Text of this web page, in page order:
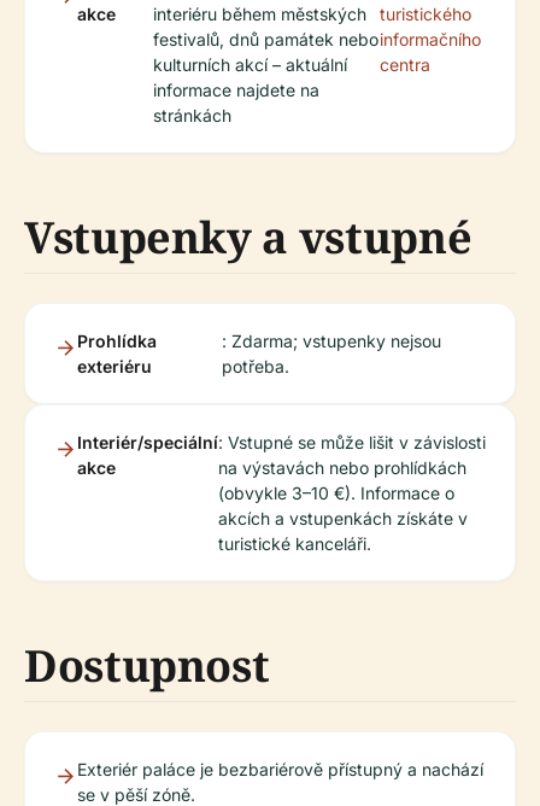
akce
interiéru během městských
festivalů, dnů památek nebo
kulturních akcí – aktuální
informace najdete na
stránkách
turistického
informačního
centra
Vstupenky a vstupné
Prohlídka
exteriéru
: Zdarma; vstupenky nejsou
potřeba.
Interiér/speciální
akce
: Vstupné se může lišit v závislosti
na výstavách nebo prohlídkách
(obvykle 3–10 €). Informace o
akcích a vstupenkách získáte v
turistické kanceláři.
Dostupnost
Exteriér paláce je bezbariérově přístupný a nachází
se v pěší zóně.